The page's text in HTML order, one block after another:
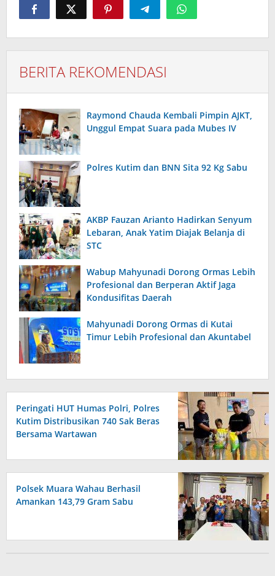
BERITA REKOMENDASI
Raymond Chauda Kembali Pimpin AJKT,
Unggul Empat Suara pada Mubes IV
Polres Kutim dan BNN Sita 92 Kg Sabu
AKBP Fauzan Arianto Hadirkan Senyum
Lebaran, Anak Yatim Diajak Belanja di
STC
Wabup Mahyunadi Dorong Ormas Lebih
Profesional dan Berperan Aktif Jaga
Kondusifitas Daerah
Mahyunadi Dorong Ormas di Kutai
Timur Lebih Profesional dan Akuntabel
Peringati HUT Humas Polri, Polres
Kutim Distribusikan 740 Sak Beras
Bersama Wartawan
Polsek Muara Wahau Berhasil
Amankan 143,79 Gram Sabu